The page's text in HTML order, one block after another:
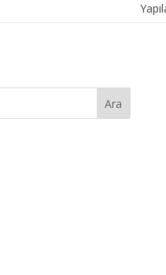
Ara